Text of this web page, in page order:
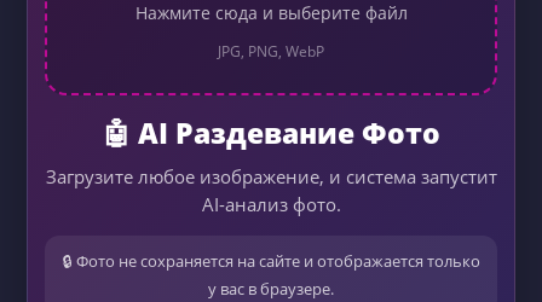
Нажмите сюда и выберите файл
JPG, PNG, WebP
🤖 AI Раздевание Фото
Загрузите любое изображение, и система запустит
AI-анализ фото.
🔒 Фото не сохраняется на сайте и отображается только
у вас в браузере.